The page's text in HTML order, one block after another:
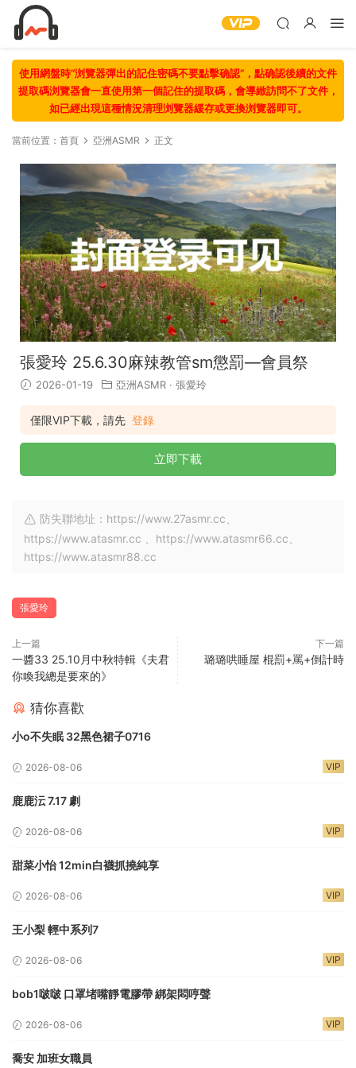
使用網盤時“浏覽器彈出的記住密碼不要點擊确認“，點确認後續的文件
提取碼浏覽器會一直使用第一個記住的提取碼，會導緻訪問不了文件，
如已經出現這種情況清理浏覽器緩存或更換浏覽器即可。
當前位置： 首頁 亞洲ASMR 正文
張愛玲 25.6.30麻辣教管sm懲罰—會員祭
2026-01-19 亞洲ASMR · 張愛玲
僅限VIP下載，請先 登錄
立即下載
防失聯地址：https://www.27asmr.cc、
https://www.atasmr.cc 、https://www.atasmr66.cc、
https://www.atasmr88.cc
張愛玲
上一篇
一醬33 25.10月中秋特輯《夫君
你喚我總是要來的》
下一篇
璐璐哄睡屋 棍罰+罵+倒計時
猜你喜歡
小o不失眠 32黑色裙子0716
2026-08-06 VIP
鹿鹿沄 7.17 劇
2026-08-06 VIP
甜菜小怡 12min白襪抓撓純享
2026-08-06 VIP
王小梨 輕中系列7
2026-08-06 VIP
bob1啵啵 口罩堵嘴靜電膠帶 綁架悶哼聲
2026-08-06 VIP
喬安 加班女職員